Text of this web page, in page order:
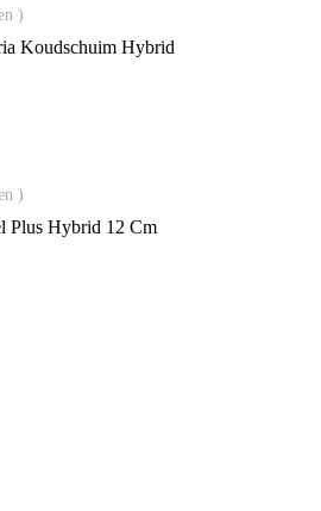
)
Koudschuim Hybrid
)
Plus Hybrid 12 Cm